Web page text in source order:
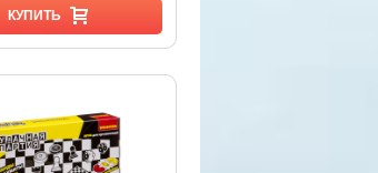
КУПИТЬ